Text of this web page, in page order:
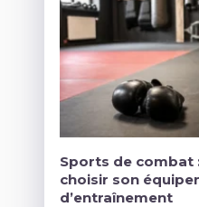
Sports de combat
choisir son
d’entraînement